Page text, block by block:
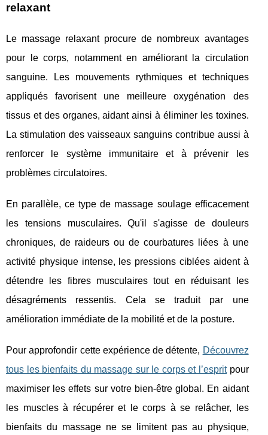
relaxant
Le massage relaxant procure de nombreux avantages
pour le corps, notamment en améliorant la circulation
sanguine. Les mouvements rythmiques et techniques
appliqués favorisent une meilleure oxygénation des
tissus et des organes, aidant ainsi à éliminer les toxines.
La stimulation des vaisseaux sanguins contribue aussi à
renforcer le système immunitaire et à prévenir les
problèmes circulatoires.
En parallèle, ce type de massage soulage efficacement
les tensions musculaires. Qu'il s'agisse de douleurs
chroniques, de raideurs ou de courbatures liées à une
activité physique intense, les pressions ciblées aident à
détendre les fibres musculaires tout en réduisant les
désagréments ressentis. Cela se traduit par une
amélioration immédiate de la mobilité et de la posture.
Pour approfondir cette expérience de détente, Découvrez
tous les bienfaits du massage sur le corps et l’espritpour
maximiser les effets sur votre bien-être global. En aidant
les muscles à récupérer et le corps à se relâcher, les
bienfaits du massage ne se limitent pas au physique,